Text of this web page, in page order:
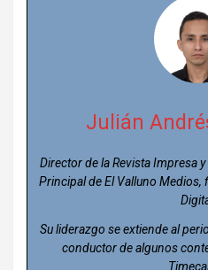
Julián
Director de la Revista Impresa
Principal de El Valluno Medios,
Su liderazgo se extiende al
conductor de algunos